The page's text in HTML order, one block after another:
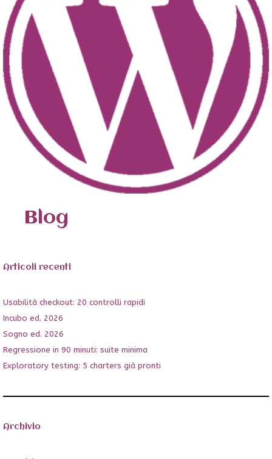
Blog
Articoli recenti
Usabilità checkout: 20 controlli rapidi
Incubo ed. 2026
Sogno ed. 2026
Regressione in 90 minuti: suite minima
Exploratory testing: 5 charters già pronti
Archivio